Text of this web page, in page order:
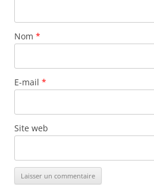
Nom *
E-mail *
Site web